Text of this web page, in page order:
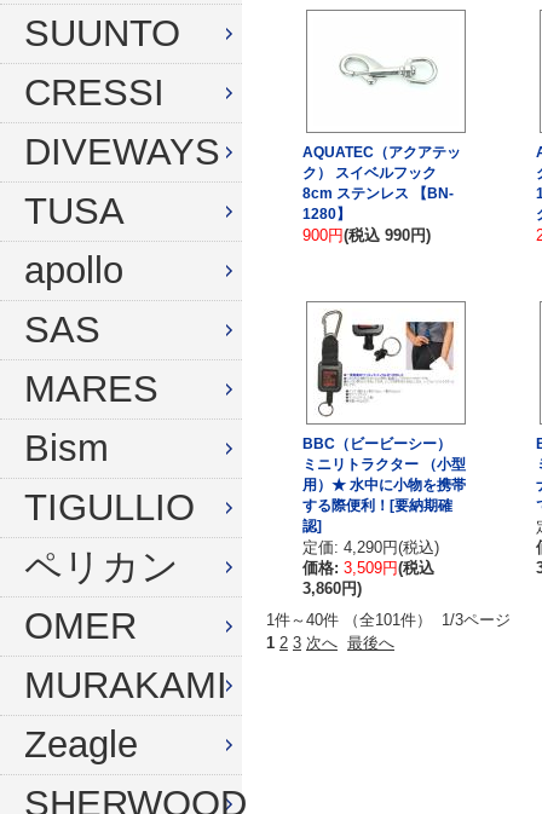
スカリ・網
アワビオコシ
その他
フック
ダイブコンピューター
マスク
フィン
ウェットスーツ
インナー
グローブ
バッグ
ウェイト
ナイフ
マスク
フィン
ドライスーツ用フィン
ブーツ
ウィンターグローブ
ドライフード
フードベスト
メッシュバッグ
ウェイトベルト
アンクルウェイト
ウェイトベスト
水中ライト
SUUNTO
CRESSI
DIVEWAYS
TUSA
apollo
SAS
MARES
Bism
TIGULLIO
ペリカン
OMER
MURAKAMI
Zeagle
SHERWOOD
AQUATEC（アクアテッ
ク） スイベルフック
8cm ステンレス 【BN-
1280】
900円(税込 990円)
BBC（ビービーシー）
ミニリトラクター （小型
用）★ 水中に小物を携帯
する際便利！[要納期確
認]
定価: 4,290円(税込)
価格: 3,509円(税込
3,860円)
1件～40件 （全101件） 1/3ページ
1 2 3 次へ 最後へ